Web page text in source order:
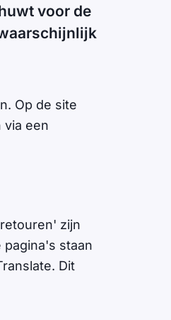
voor de
Op de site
via een
zijn
staan
Dit